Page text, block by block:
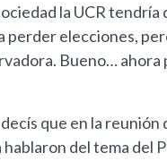
la UCR tendría
perder elecciones,
Bueno… ahora
decís que en la reunión
del tema del